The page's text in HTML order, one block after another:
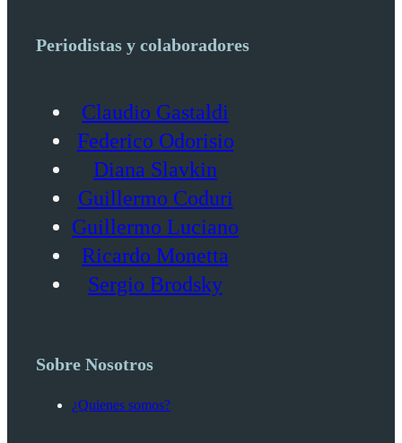
Periodistas y colaboradores
Claudio Gastaldi
Federico Odorisio
Diana Slavkin
Guillermo Coduri
Guillermo Luciano
Ricardo Monetta
Sergio Brodsky
Sobre Nosotros
¿Quienes somos?